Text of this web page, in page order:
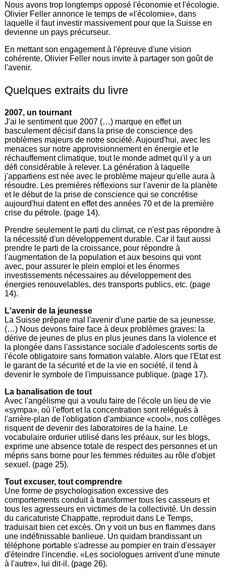
Nous avons trop longtemps opposé l'économie et l'écologie.
Olivier Feller annonce le temps de «l'écolomie», dans
laquelle il faut investir massivement pour que la Suisse en
devienne un pays précurseur.
En mettant son engagement à l'épreuve d'une vision
cohérente, Olivier Feller nous invite à partager son goût de
l'avenir.
Quelques extraits du livre
2007, un tournant
J'ai le sentiment que 2007 (…) marque en effet un
basculement décisif dans la prise de conscience des
problèmes majeurs de notre société. Aujourd'hui, avec les
menaces sur notre approvisionnement en énergie et le
réchauffement climatique, tout le monde admet qu'il y a un
défi considérable à relever. La génération à laquelle
j'appartiens est née avec le problème majeur qu'elle aura à
résoudre. Les premières réflexions sur l'avenir de la planète
et le début de la prise de conscience qui se concrétise
aujourd'hui datent en effet des années 70 et de la première
crise du pétrole. (page 14).
Prendre seulement le parti du climat, ce n'est pas répondre à
la nécessité d'un développement durable. Car il faut aussi
prendre le parti de la croissance, pour répondre à
l'augmentation de la population et aux besoins qui vont
avec, pour assurer le plein emploi et les énormes
investissements nécessaires au développement des
énergies renouvelables, des transports publics, etc. (page
14).
L'avenir de la jeunesse
La Suisse prépare mal l'avenir d'une partie de sa jeunesse.
(…) Nous devons faire face à deux problèmes graves: la
dérive de jeunes de plus en plus jeunes dans la violence et
la plongée dans l'assistance sociale d'adolescents sortis de
l'école obligatoire sans formation valable. Alors que l'Etat est
le garant de la sécurité et de la vie en société, il tend à
devenir le symbole de l'impuissance publique. (page 17).
La banalisation de tout
Avec l'angélisme qui a voulu faire de l'école un lieu de vie
«sympa», où l'effort et la concentration sont relégués à
l'arrière-plan de l'obligation d'ambiance «cool», nos collèges
risquent de devenir des laboratoires de la haine. Le
vocabulaire ordurier utilisé dans les préaux, sur les blogs,
exprime une absence totale de respect des personnes et un
mépris sans borne pour les femmes réduites au rôle d'objet
sexuel. (page 25).
Tout excuser, tout comprendre
Une forme de psychologisation excessive des
comportements conduit à transformer tous les casseurs et
tous les agresseurs en victimes de la collectivité. Un dessin
du caricaturiste Chappatte, reproduit dans Le Temps,
traduisait bien cet excès. On y voit un bus en flammes dans
une indéfinissable banlieue. Un quidam brandissant un
téléphone portable s'adresse au pompier en train d'essayer
d'éteindre l'incendie. «Les sociologues arrivent d'une minute
à l'autre», lui dit-il. (page 26).